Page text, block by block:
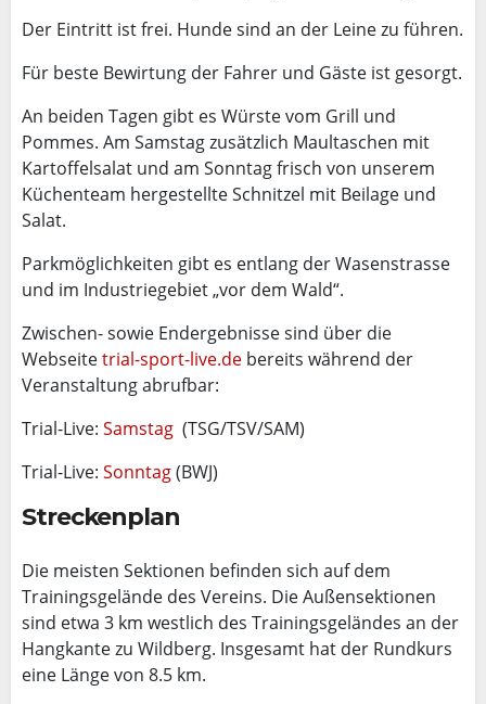
Der Eintritt ist frei. Hunde sind an der Leine zu führen.
Für beste Bewirtung der Fahrer und Gäste ist gesorgt.
An beiden Tagen gibt es Würste vom Grill und
Pommes. Am Samstag zusätzlich Maultaschen mit
Kartoffelsalat und am Sonntag frisch von unserem
Küchenteam hergestellte Schnitzel mit Beilage und
Salat.
Parkmöglichkeiten gibt es entlang der Wasenstrasse
und im Industriegebiet „vor dem Wald“.
Zwischen- sowie Endergebnisse sind über die
Webseitetrial-sport-live.de bereits während der
Veranstaltung abrufbar:
Trial-Live: Samstag (TSG/TSV/SAM)
Trial-Live: Sonntag(BWJ)
Streckenplan
Die meisten Sektionen befinden sich auf dem
Trainingsgelände des Vereins. Die Außensektionen
sind etwa 3 km westlich des Trainingsgeländes an der
Hangkante zu Wildberg. Insgesamt hat der Rundkurs
eine Länge von 8.5 km.